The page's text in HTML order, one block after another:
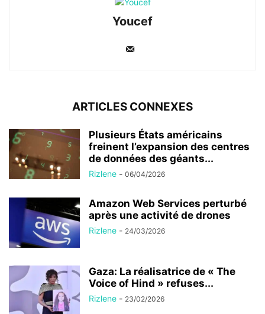
Youcef
ARTICLES CONNEXES
Plusieurs États américains
freinent l’expansion des centres
de données des géants...
Rizlene - 06/04/2026
Amazon Web Services perturbé
après une activité de drones
Rizlene - 24/03/2026
Gaza: La réalisatrice de « The
Voice of Hind » refuses...
Rizlene - 23/02/2026